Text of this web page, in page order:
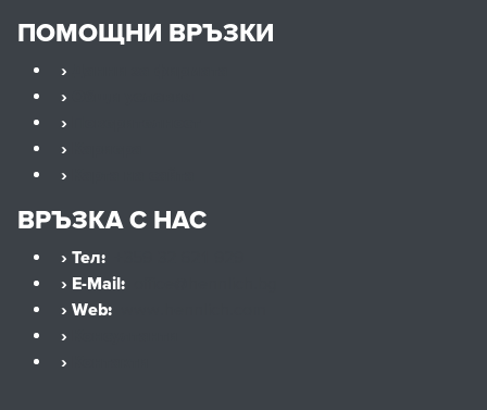
ПОМОЩНИ ВРЪЗКИ
›
›
›
›
›
ВРЪЗКА С НАС
› Тел:
› E-Mail:
› Web:
›
›